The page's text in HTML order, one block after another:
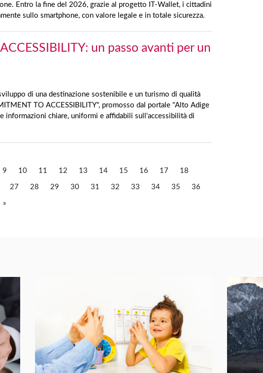
Entro la fine del 2026, grazie al progetto IT-Wallet, i cittadini
sullo smartphone, con valore legale e in totale sicurezza.
un passo avanti per un
di una destinazione sostenibile e un turismo di qualità
TO ACCESSIBILITY", promosso dal portale "Alto Adige
informazioni chiare, uniformi e affidabili sull'accessibilità di
9 10 11 12 13 14 15 16 17 18
27 28 29 30 31 32 33 34 35 36
»